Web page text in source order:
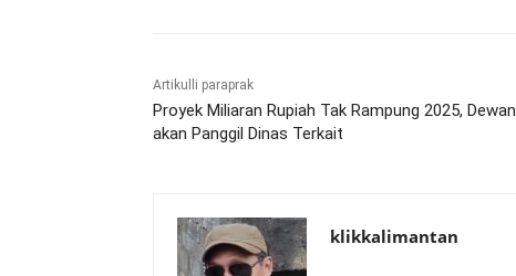
Artikulli paraprak
Proyek Miliaran Rupiah Tak Rampung 2025, Dewan
akan Panggil Dinas Terkait
klikkalimantan